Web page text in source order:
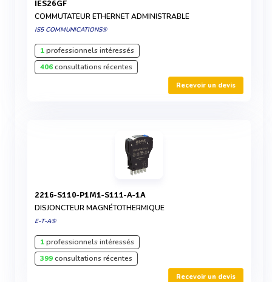
IES26GF
COMMUTATEUR ETHERNET ADMINISTRABLE
IS5 COMMUNICATIONS®
1professionnels intéressés
406consultations récentes
Recevoir un devis
2216-S110-P1M1-S111-A-1A
DISJONCTEUR MAGNÉTOTHERMIQUE
E-T-A®
1professionnels intéressés
399consultations récentes
Recevoir un devis